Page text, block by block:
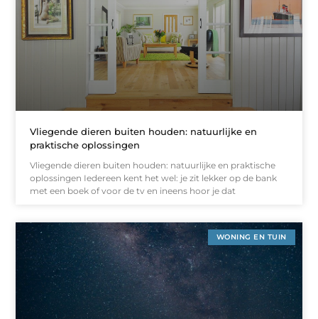
Vliegende dieren buiten houden: natuurlijke en
praktische oplossingen
Vliegende dieren buiten houden: natuurlijke en praktische
oplossingen Iedereen kent het wel: je zit lekker op de bank
met een boek of voor de tv en ineens hoor je dat
WONING EN TUIN